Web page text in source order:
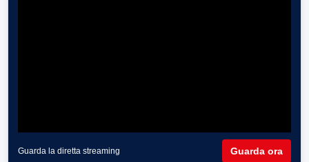
Guarda la diretta streaming Guarda ora